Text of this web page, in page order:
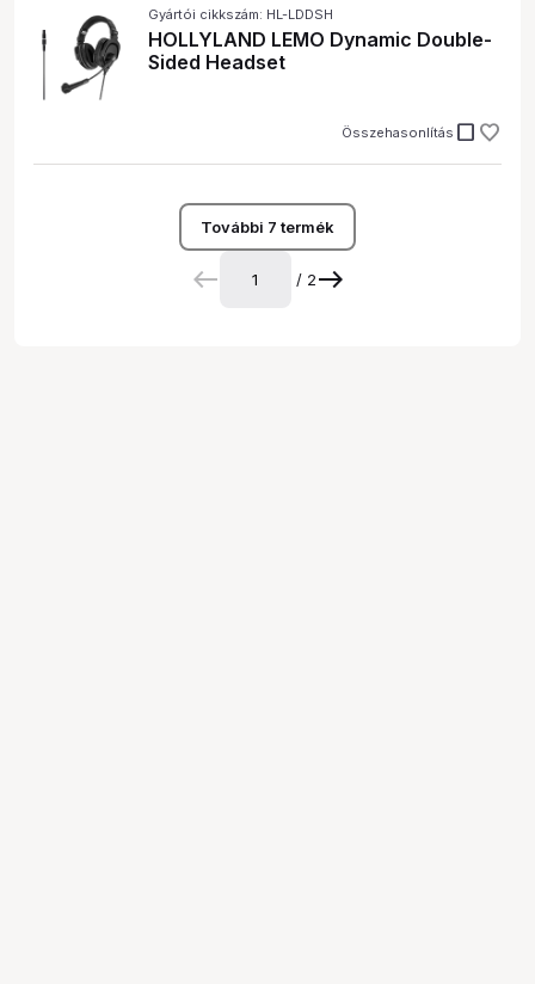
Gyártói cikkszám: HL-LDDSH
HOLLYLAND LEMO Dynamic Double-
Sided Headset
Összehasonlítás check_box_outline_blank
További 7 termék
/ 2